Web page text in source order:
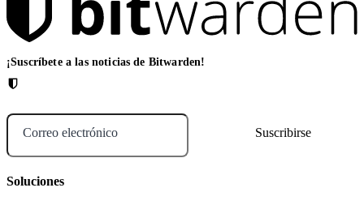
¡Suscríbete a las noticias de Bitwarden!
Correo electrónico
Soluciones